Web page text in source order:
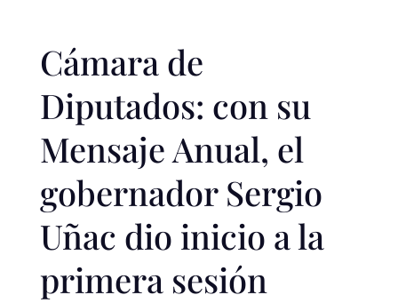
Cámara de
Diputados: con su
Mensaje Anual, el
gobernador Sergio
Uñac dio inicio a la
primera sesión